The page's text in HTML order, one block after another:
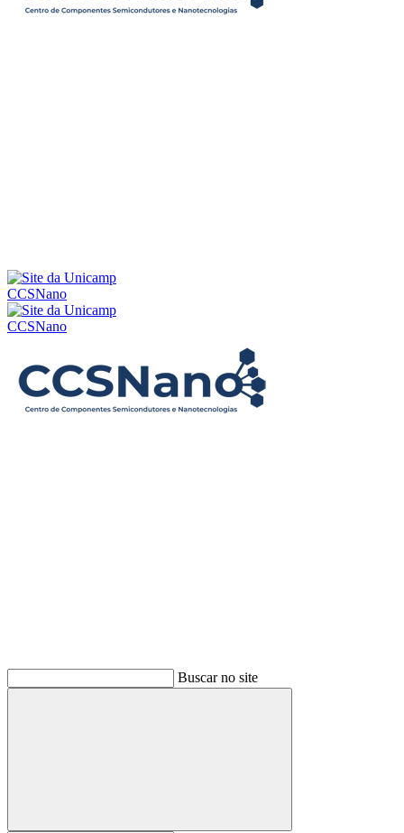
CCSNano
CCSNano
Buscar no site